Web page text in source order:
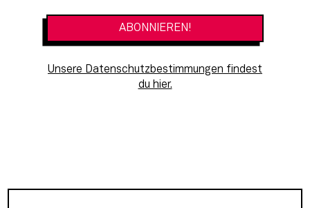
Unsere Datenschutzbestimmungen findest
du hier.